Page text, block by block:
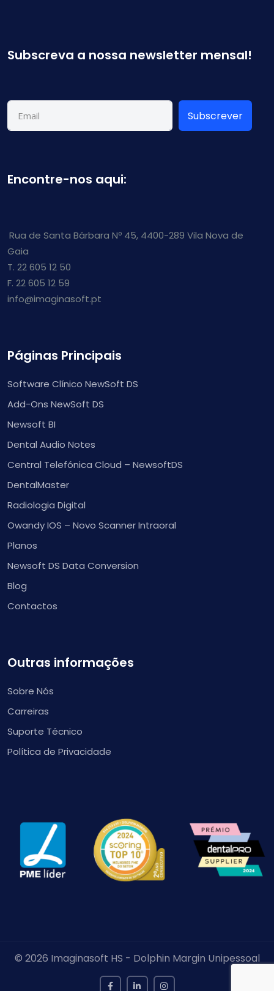
Subscreva a nossa newsletter mensal!
Subscrever
Encontre-nos aqui:
Rua de Santa Bárbara Nº 45, 4400-289 Vila Nova de
Gaia
T. 22 605 12 50
F. 22 605 12 59
info@imaginasoft.pt
Páginas Principais
Software Clínico NewSoft DS
Add-Ons NewSoft DS
Newsoft BI
Dental Audio Notes
Central Telefónica Cloud – NewsoftDS
DentalMaster
Radiologia Digital
Owandy IOS – Novo Scanner Intraoral
Planos
Newsoft DS Data Conversion
Blog
Contactos
Outras informações
Sobre Nós
Carreiras
Suporte Técnico
Política de Privacidade
© 2026 Imaginasoft HS - Dolphin Margin Unipessoal